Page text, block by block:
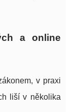
a online
v praxi
liší v několika